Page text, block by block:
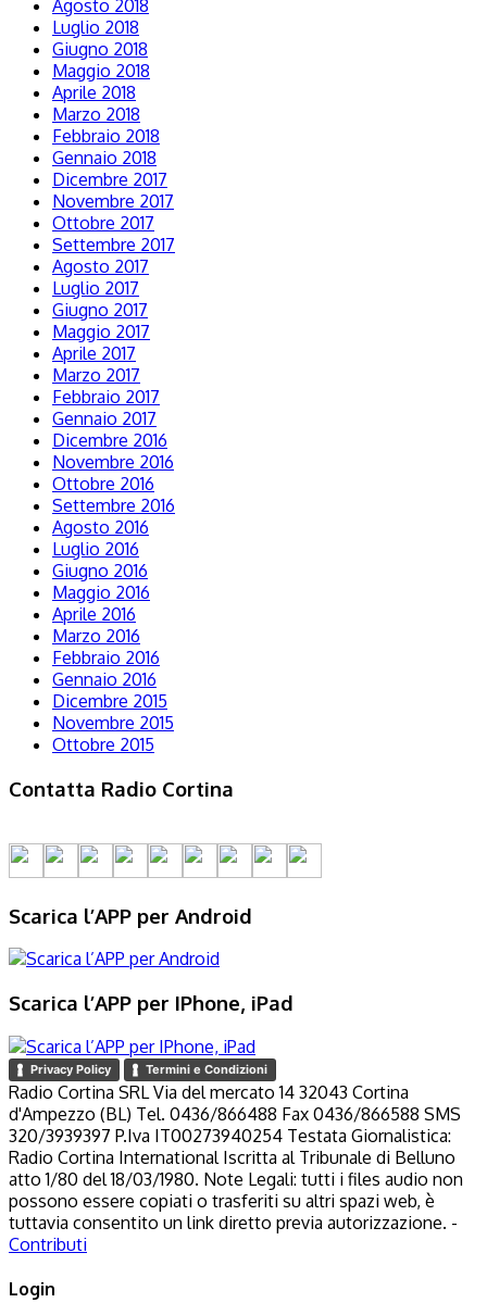
Agosto 2018
Luglio 2018
Giugno 2018
Maggio 2018
Aprile 2018
Marzo 2018
Febbraio 2018
Gennaio 2018
Dicembre 2017
Novembre 2017
Ottobre 2017
Settembre 2017
Agosto 2017
Luglio 2017
Giugno 2017
Maggio 2017
Aprile 2017
Marzo 2017
Febbraio 2017
Gennaio 2017
Dicembre 2016
Novembre 2016
Ottobre 2016
Settembre 2016
Agosto 2016
Luglio 2016
Giugno 2016
Maggio 2016
Aprile 2016
Marzo 2016
Febbraio 2016
Gennaio 2016
Dicembre 2015
Novembre 2015
Ottobre 2015
Contatta Radio Cortina
Scarica l’APP per Android
Scarica l’APP per IPhone, iPad
Privacy Policy Termini e Condizioni
Radio Cortina SRL Via del mercato 14 32043 Cortina
d'Ampezzo (BL) Tel. 0436/866488 Fax 0436/866588 SMS
320/3939397 P.Iva IT00273940254 Testata Giornalistica:
Radio Cortina International Iscritta al Tribunale di Belluno
atto 1/80 del 18/03/1980. Note Legali: tutti i files audio non
possono essere copiati o trasferiti su altri spazi web, è
tuttavia consentito un link diretto previa autorizzazione. -
Contributi
Login